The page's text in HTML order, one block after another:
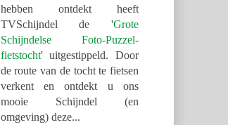
hebben ontdekt heeft
TVSchijndel de 'Grote
Schijndelse Foto-Puzzel-
fietstocht' uitgestippeld. Door
de route van de tocht te fietsen
verkent en ontdekt u ons
mooie Schijndel (en
omgeving) deze...